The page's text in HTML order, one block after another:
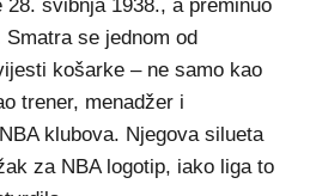
svibnja 1938., a preminuo
Smatra se jednom od
košarke – ne samo kao
trener, menadžer i
klubova. Njegova silueta
za NBA logotip, iako liga to